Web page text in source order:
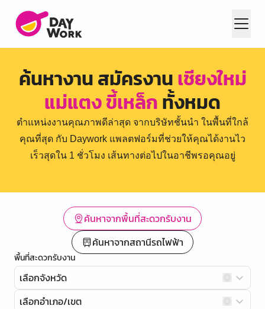
ค้นหางาน สมัครงานเชียงใหม่
แม่แตง ขี้เหล็กทั้งหมด
ตำแหน่งงานคุณภาพดีล่าสุด จากบริษัทชั้นนำ ในพื้นที่ใกล้
คุณที่สุด กับ Daywork แพลตฟอร์มที่ช่วยให้คุณได้งานไว
เร็วสุดใน 1 ชั่วโมง เส้นทางต่อไปในอาชีพรอคุณอยู่
ค้นหาจากพื้นที่สะดวกรับงาน
ค้นหาจากสถานีรถไฟฟ้า
พื้นที่สะดวกรับงาน
เลือกจังหวัด
เลือกอำเภอ/เขต